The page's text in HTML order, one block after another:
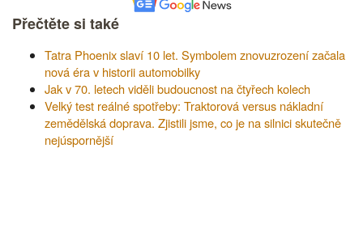
Přečtěte si také
Tatra Phoenix slaví 10 let. Symbolem znovuzrození začala
nová éra v historii automobilky
Jak v 70. letech viděli budoucnost na čtyřech kolech
Velký test reálné spotřeby: Traktorová versus nákladní
zemědělská doprava. Zjistili jsme, co je na silnici skutečně
nejúspornější